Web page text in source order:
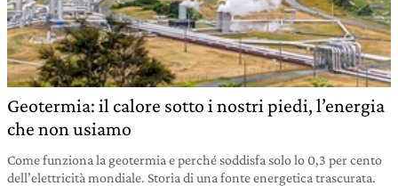
Geotermia: il calore sotto i nostri piedi, l’energia
che non usiamo
Come funziona la geotermia e perché soddisfa solo lo 0,3 per cento
dell’elettricità mondiale. Storia di una fonte energetica trascurata.